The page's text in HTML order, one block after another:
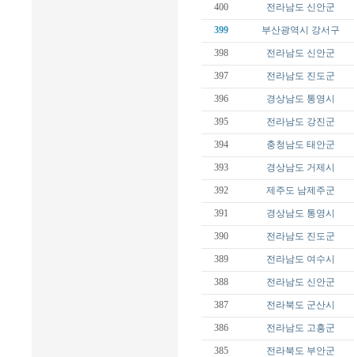
400 전라남도 신안군
399 부산광역시 강서구
398 전라남도 신안군
397 전라남도 진도군
396 경상남도 통영시
395 전라남도 강진군
394 충청남도 태안군
393 경상남도 거제시
392 제주도 남제주군
391 경상남도 통영시
390 전라남도 진도군
389 전라남도 여수시
388 전라남도 신안군
387 전라북도 군산시
386 전라남도 고흥군
385 전라북도 부안군